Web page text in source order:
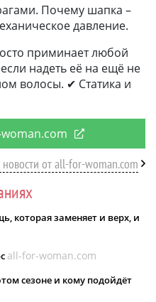
Почему шапка –
давление.
приминает любой
надеть её на ещё не
волосы. ✔ Статика и
новости от all-for-woman.com
которая заменяет и верх, и
all-for-woman.com
сезоне и кому подойдёт